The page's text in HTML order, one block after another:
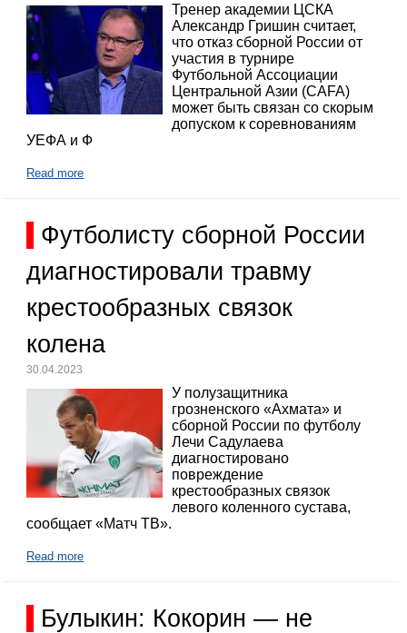
Тренер академии ЦСКА
Александр Гришин считает,
что отказ сборной России от
участия в турнире
Футбольной Ассоциации
Центральной Азии (CAFA)
может быть связан со скорым
допуском к соревнованиям
УЕФА и Ф
Read more
Футболисту сборной России
диагностировали травму
крестообразных связок
колена
30.04.2023
У полузащитника
грозненского «Ахмата» и
сборной России по футболу
Лечи Садулаева
диагностировано
повреждение
крестообразных связок
левого коленного сустава,
сообщает «Матч ТВ».
Read more
Булыкин: Кокорин — не